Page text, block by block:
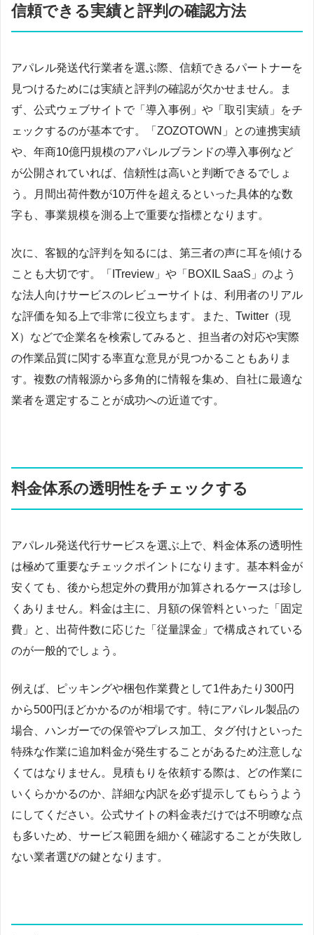
信頼できる実績と評判の確認方法
アパレル発送代行業者を選ぶ際、信頼できるパートナーを
見つけるためには実績と評判の確認が欠かせません。ま
ず、公式ウェブサイトで「導入事例」や「取引実績」をチ
ェックするのが基本です。「ZOZOTOWN」との連携実績
や、年商10億円規模のアパレルブランドの導入事例など
が公開されていれば、信頼性は高いと判断できるでしょ
う。月間出荷件数が10万件を超えるといった具体的な数
字も、事業規模を測る上で重要な指標となります。
次に、客観的な評判を知るには、第三者の声に耳を傾ける
ことも大切です。「ITreview」や「BOXIL SaaS」のよう
な法人向けサービスのレビューサイトは、利用者のリアル
な評価を知る上で非常に役立ちます。また、Twitter（現
X）などで企業名を検索してみると、担当者の対応や実際
の作業品質に関する率直な意見が見つかることもありま
す。複数の情報源から多角的に情報を集め、自社に最適な
業者を選定することが成功への近道です。
料金体系の透明性をチェックする
アパレル発送代行サービスを選ぶ上で、料金体系の透明性
は極めて重要なチェックポイントになります。基本料金が
安くても、後から想定外の費用が加算されるケースは珍し
くありません。料金は主に、月額の保管料といった「固定
費」と、出荷件数に応じた「従量課金」で構成されている
のが一般的でしょう。
例えば、ピッキングや梱包作業費として1件あたり300円
から500円ほどかかるのが相場です。特にアパレル製品の
場合、ハンガーでの保管やプレス加工、タグ付けといった
特殊な作業に追加料金が発生することがあるため注意しな
くてはなりません。見積もりを依頼する際は、どの作業に
いくらかかるのか、詳細な内訳を必ず提示してもらうよう
にしてください。公式サイトの料金表だけでは不明瞭な点
も多いため、サービス範囲を細かく確認することが失敗し
ない業者選びの鍵となります。